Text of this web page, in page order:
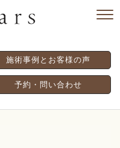
施術事例とお客様の声
予約・問い合わせ